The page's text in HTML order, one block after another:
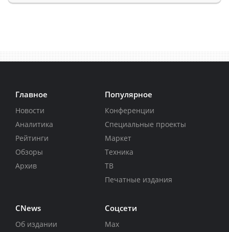
Главное
Новости
Аналитика
Рейтинги
Обзоры
Архив
Популярное
Конференции
Специальные проекты
Маркет
Техника
ТВ
Печатные издания
CNews
Об издании
Соцсети
Max